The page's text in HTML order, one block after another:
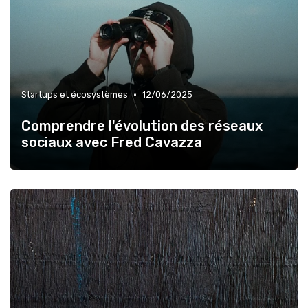
Startups et écosystèmes • 12/06/2025
Comprendre l'évolution des réseaux
sociaux avec Fred Cavazza